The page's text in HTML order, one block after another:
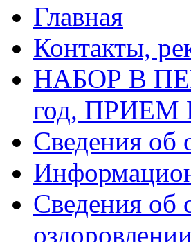
Главная
Контакты,
НАБОР В
год,
Сведения об
Сведения об
оздоровлении